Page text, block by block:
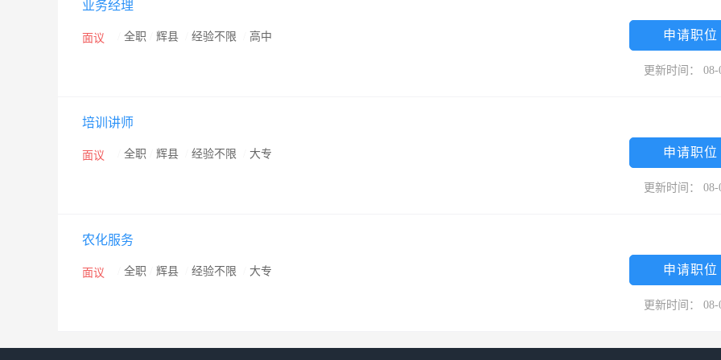
业务经理
面议 全职 辉县 经验不限 高中 申请职位
更新时间： 08-
培训讲师
面议 全职 辉县 经验不限 大专 申请职位
更新时间： 08-
农化服务
面议 全职 辉县 经验不限 大专 申请职位
更新时间： 08-